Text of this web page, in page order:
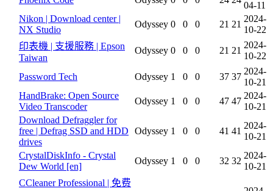
04-11
Nikon | Download center |
NX Studio
Odyssey 0 0 0 21 21
2024-
10-22
印表機 | 支援服務 | Epson
Taiwan
Odyssey 0 0 0 21 21
2024-
10-22
Password Tech
Odyssey 1 0 0 37 37
2024-
10-21
HandBrake: Open Source
Video Transcoder
Odyssey 1 0 0 47 47
2024-
10-21
Download Defraggler for
free | Defrag SSD and HDD
drives
Odyssey 1 0 0 41 41
2024-
10-21
CrystalDiskInfo - Crystal
Dew World [en]
Odyssey 1 0 0 32 32
2024-
10-21
CCleaner Professional | 免费